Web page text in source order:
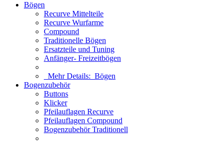
Bögen
Recurve Mittelteile
Recurve Wurfarme
Compound
Traditionelle Bögen
Ersatzteile und Tuning
Anfänger- Freizeitbögen
Mehr Details: Bögen
Bogenzubehör
Buttons
Klicker
Pfeilauflagen Recurve
Pfeilauflagen Compound
Bogenzubehör Traditionell